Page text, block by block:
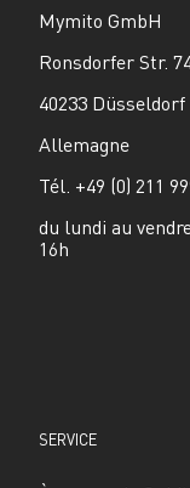
Mymito GmbH
Ronsdorfer Str.
40233 Düsseldorf
Allemagne
Tél. +49 (0) 211
du lundi au
16h
SERVICE